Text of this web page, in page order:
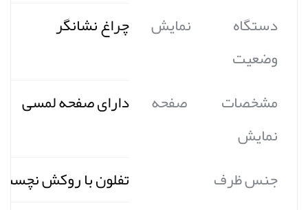
دستگاه نمایش
وضعیت
چراغ نشانگر
مشخصات صفحه
نمایش
دارای صفحه لمسی
جنس ظرف
تفلون با روکش نچسب